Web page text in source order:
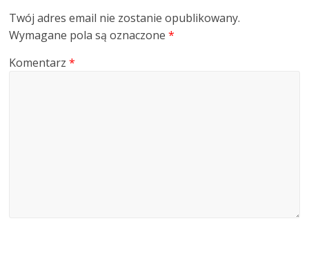
Twój adres email nie zostanie opublikowany.
Wymagane pola są oznaczone*
Komentarz*